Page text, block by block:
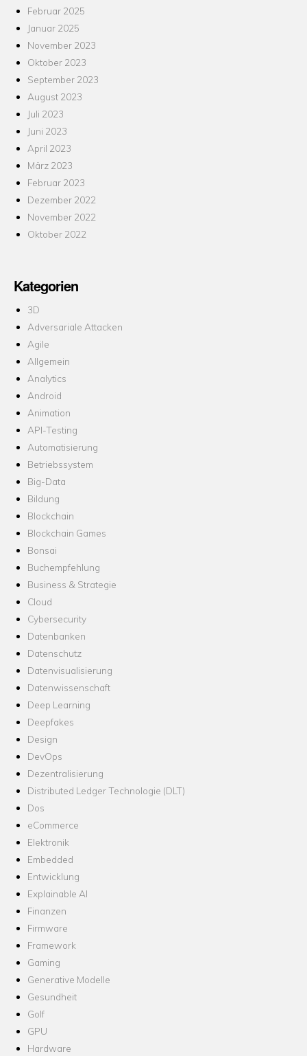
Februar 2025
Januar 2025
November 2023
Oktober 2023
September 2023
August 2023
Juli 2023
Juni 2023
April 2023
März 2023
Februar 2023
Dezember 2022
November 2022
Oktober 2022
Kategorien
3D
Adversariale Attacken
Agile
Allgemein
Analytics
Android
Animation
API-Testing
Automatisierung
Betriebssystem
Big-Data
Bildung
Blockchain
Blockchain Games
Bonsai
Buchempfehlung
Business & Strategie
Cloud
Cybersecurity
Datenbanken
Datenschutz
Datenvisualisierung
Datenwissenschaft
Deep Learning
Deepfakes
Design
DevOps
Dezentralisierung
Distributed Ledger Technologie (DLT)
Dos
eCommerce
Elektronik
Embedded
Entwicklung
Explainable AI
Finanzen
Firmware
Framework
Gaming
Generative Modelle
Gesundheit
Golf
GPU
Hardware